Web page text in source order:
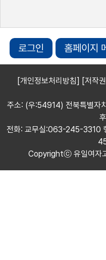
로그인 홈페이지
[개인정보처리방침] [저작
주소: (우:54914) 전북특별자
전화: 교무실:063-245-3310
Copyrightⓒ 유일여자